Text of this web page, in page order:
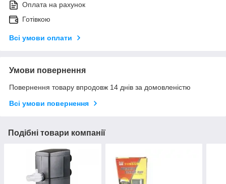
Оплата на рахунок
Готівкою
Всі умови оплати
Умови повернення
Повернення товару впродовж 14 днів за домовленістю
Всі умови повернення
Подібні товари компанії